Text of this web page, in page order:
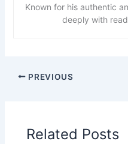
Known for his authentic
deeply with
PREVIOUS
Related Posts